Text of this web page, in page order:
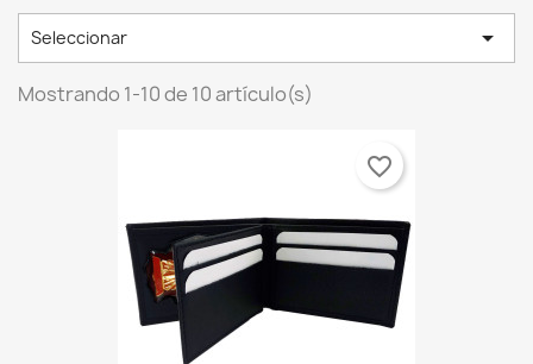
Seleccionar 
Mostrando 1-10 de 10 artículo(s)
favorite_border